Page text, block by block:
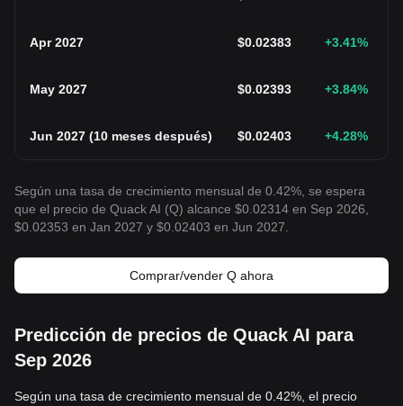
Apr 2027 $0.02383 +3.41%
May 2027 $0.02393 +3.84%
Jun 2027 (10 meses después) $0.02403 +4.28%
Según una tasa de crecimiento mensual de 0.42%, se espera
que el precio de Quack AI (Q) alcance $0.02314 en Sep 2026,
$0.02353 en Jan 2027 y $0.02403 en Jun 2027.
Comprar/vender Q ahora
Predicción de precios de Quack AI para
Sep 2026
Según una tasa de crecimiento mensual de 0.42%, el precio